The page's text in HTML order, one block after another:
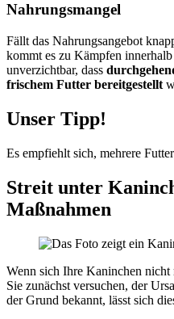
Nahrungsmangel
Fällt das Nahrungsangebot
kommt es zu Kämpfen
unverzichtbar, dass
frischem Futter bereitgestellt
Unser Tipp!
Es empfiehlt sich, mehrere
Streit unter
Maßnahmen
Wenn sich Ihre Kaninchen nicht
Sie zunächst versuchen, der
der Grund bekannt, lässt sich